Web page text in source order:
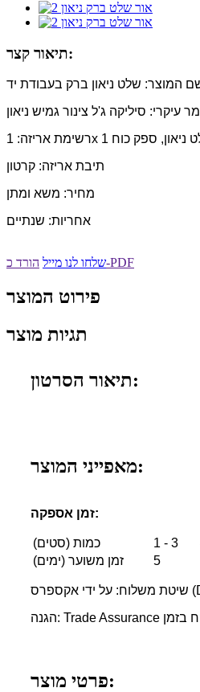
תיאור קצר:
המוצר: שלט ניאון ברק בעבודת יד
תיבת אריזה: קרטון
מחיר: משא ומתן
אחריות: שנתיים
שלחו לנו מיילהורד כ-PDF
פירוט המוצר
תגיות מוצר
תיאור הסרטון:
מאפייני המוצר:
זמן אספקה:
כמות (סטים) 1 - 3
זמן משוער (ימים)
5
בזמן
פרטי מוצר: